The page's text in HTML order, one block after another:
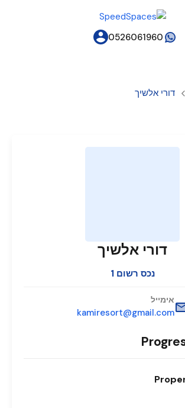
0526061960
דורי אלשיך
דורי אלשיך
נכס רשום 1
אימייל
kamiresort@gmail.com